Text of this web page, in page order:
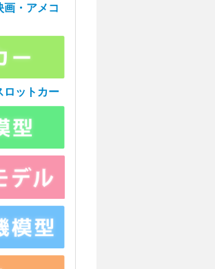
画・アメコ
ロットカー